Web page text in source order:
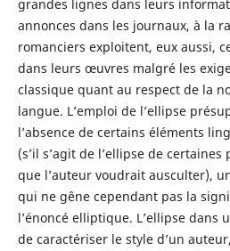
grandes lignes dans leurs
annonces dans les journaux, à la
romanciers exploitent, eux aussi,
dans leurs œuvres malgré les
classique quant au respect de la
langue. L’emploi de l’ellipse
l’absence de certains éléments
(s’il s’agit de l’ellipse de
que l’auteur voudrait ausculter),
qui ne gêne cependant pas la
l’énoncé elliptique. L’ellipse
de caractériser le style d’un